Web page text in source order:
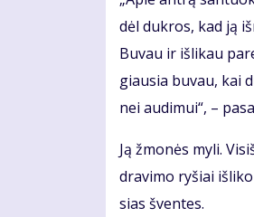
dėl duk­ros, kad ją
Bu­vau ir iš­li­kau
giau­sia bu­vau, kai
nei au­di­mui“, –
Ją žmo­nės my­li.
dra­vi­mo ry­šiai
sias šven­tes.